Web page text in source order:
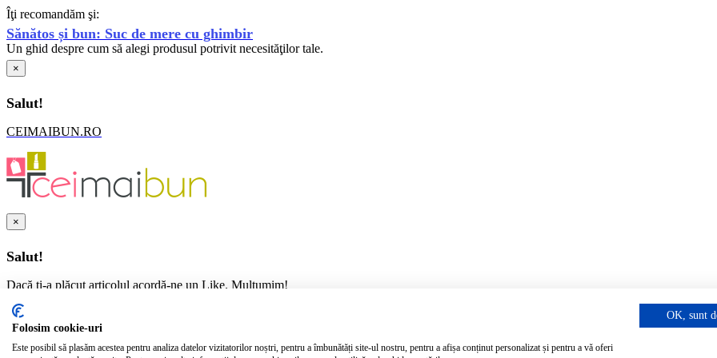
Îţi recomandăm şi:
Sănătos și bun: Suc de mere cu ghimbir
Un ghid despre cum să alegi produsul potrivit necesităţilor tale.
×
Salut!
CEIMAIBUN.RO
×
Salut!
Dacă ţi-a plăcut articolul acordă-ne un Like. Mulţumim!
CEIMAIBUN.RO
Folosim cookie-uri
Este posibil să plasăm acestea pentru analiza datelor vizitatorilor noștri, pentru a îmbunătăți site-ul nostru, pentru a afișa conținut personalizat și pentru a vă oferi
OK, sunt